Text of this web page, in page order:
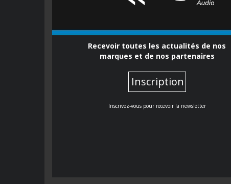
Recevoir toutes les actualités de nos
marques et de nos partenaires
Inscription
Inscrivez-vous pour recevoir la newsletter